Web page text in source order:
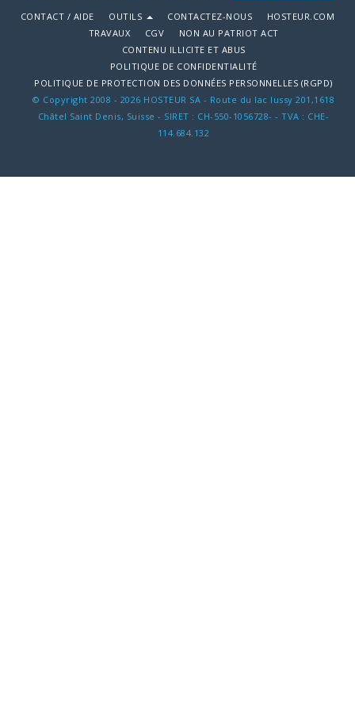
CONTACT / AIDE OUTILS CONTACTEZ-NOUS
HOSTEUR.COM
TRAVAUX
CGV
NON AU PATRIOT ACT
CONTENU ILLICITE ET ABUS
POLITIQUE DE CONFIDENTIALITÉ
POLITIQUE DE PROTECTION DES DONNÉES PERSONNELLES (RGPD)
© Copyright 2008 - 2026 HOSTEUR SA - Route du lac lussy 201,1618
Châtel Saint Denis, Suisse - SIRET : CH-550-1056728- - TVA : CHE-
114.684.132